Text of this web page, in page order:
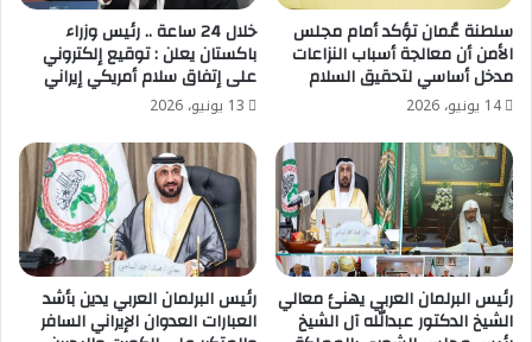
سلطنة عُمان تؤكد أمام مجلس
الأمن أن معالجة أسباب النزاعات
مدخل أساسي لتحقيق السلام
14 يونيو، 2026
خلال 24 ساعة .. رئيس وزراء
باكستان يعلن : توقيع إلكتروني
على إتفاق سلام أمريكي إيراني
13 يونيو، 2026
رئيس البرلمان العربي يهنئ معالي
الشيخ الدكتور عبدالله آل الشيخ
رئيس البرلمان العربي يدين بأشد
العبارات العدوان الإيراني السافر